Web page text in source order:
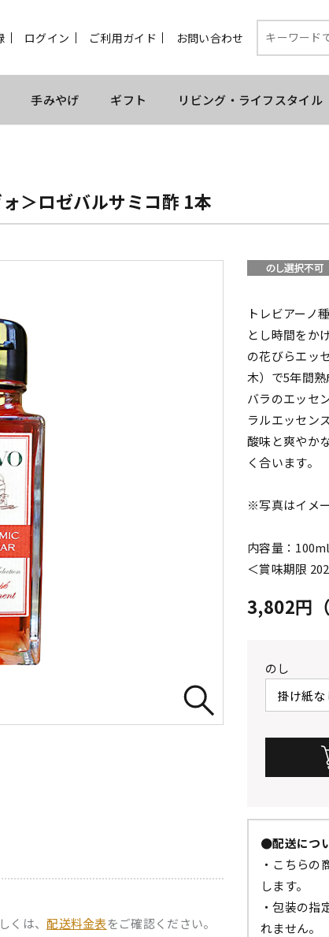
ログイン ご利用ガイド お問い合わせ
手みやげ ギフト リビング・ライフスタイル
＞ロゼバルサミコ酢 1本
くは、配送料金表をご確認ください。
トレビアーノ
とし時間をか
の花びらエッ
木）で5年間
バラのエッセ
ラルエッセン
酸味と爽やか
く合います。
※写真はイメ
内容量：
＜賞味期限
3,802円
のし
●配送につ
・こちらの
します。
・包装の指
れません。